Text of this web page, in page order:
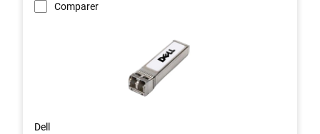
Comparer
Dell